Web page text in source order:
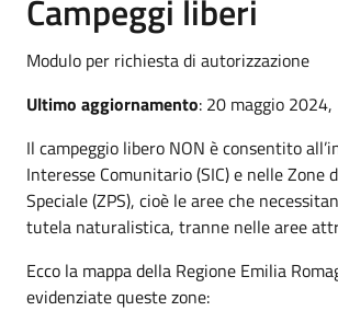
Campeggi liberi
Modulo per richiesta di autorizzazione
Ultimo aggiornamento: 20 maggio
Il campeggio libero NON è consentito
Interesse Comunitario (SIC) e nelle Zone
Speciale (ZPS), cioè le aree che
tutela naturalistica, tranne nelle aree
Ecco la mappa della Regione Emilia
evidenziate queste zone: